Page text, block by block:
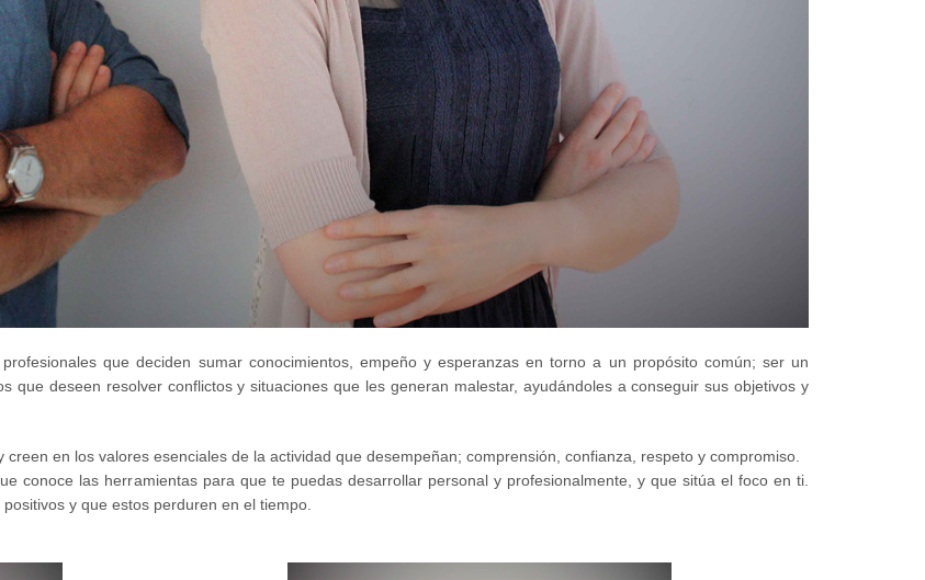
que deciden sumar conocimientos, empeño y esperanzas en torno a un propósito común; ser un
que deseen resolver conflictos y situaciones que les generan malestar, ayudándoles a conseguir sus objetivos y
en los valores esenciales de la actividad que desempeñan; comprensión, confianza, respeto y compromiso.
conoce las herramientas para que te puedas desarrollar personal y profesionalmente, y que sitúa el foco en ti.
y que estos perduren en el tiempo.